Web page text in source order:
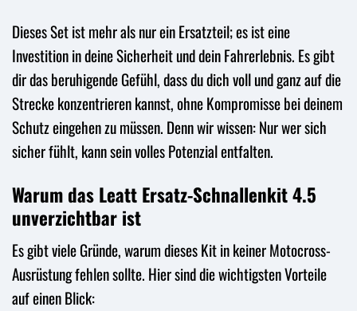
Dieses Set ist mehr als nur ein Ersatzteil; es ist eine
Investition in deine Sicherheit und dein Fahrerlebnis. Es gibt
dir das beruhigende Gefühl, dass du dich voll und ganz auf die
Strecke konzentrieren kannst, ohne Kompromisse bei deinem
Schutz eingehen zu müssen. Denn wir wissen: Nur wer sich
sicher fühlt, kann sein volles Potenzial entfalten.
Warum das Leatt Ersatz-Schnallenkit 4.5
unverzichtbar ist
Es gibt viele Gründe, warum dieses Kit in keiner Motocross-
Ausrüstung fehlen sollte. Hier sind die wichtigsten Vorteile
auf einen Blick: